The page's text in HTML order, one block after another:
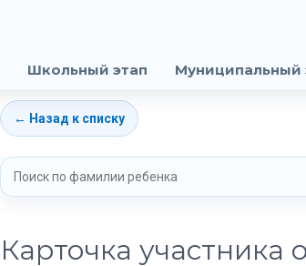
Школьный этап Муниципальный
← Назад к списку
Карточка участника